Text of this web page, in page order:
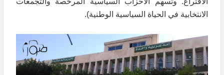
الانتخابية في الحياة السياسية الوطنية).